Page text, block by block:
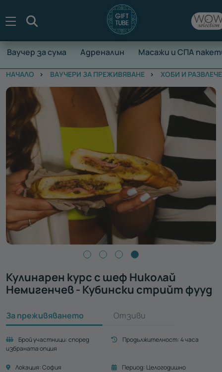
Ваучер за сума Адреналин Масажи и СПА
НАЧАЛО ВАУЧЕРИ ЗА ПРЕЖИВЯВАНЕ ХОБИ И
Кулинарен курс с шеф Николай
Немигенчев - Кубински стрийт фууд
За преживяването Отзиви
Брой участници:според
избраната опция
Продължителност:4 часа
Локация:София Период: Целогодишно